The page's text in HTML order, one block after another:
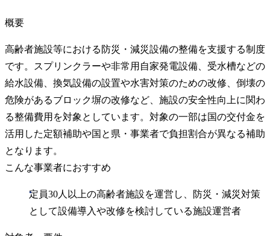
概要
高齢者施設等における防災・減災設備の整備を支援する制度
です。スプリンクラーや非常用自家発電設備、受水槽などの
給水設備、換気設備の設置や水害対策のための改修、倒壊の
危険があるブロック塀の改修など、施設の安全性向上に関わ
る整備費用を対象としています。対象の一部は国の交付金を
活用した定額補助や国と県・事業者で負担割合が異なる補助
となります。
こんな事業者におすすめ
定員30人以上の高齢者施設を運営し、防災・減災対策
として設備導入や改修を検討している施設運営者